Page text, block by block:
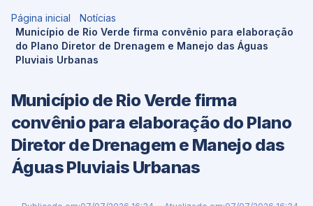
Página inicial
Notícias
Município de Rio Verde firma convênio para elaboração
do Plano Diretor de Drenagem e Manejo das Águas
Pluviais Urbanas
Município de Rio Verde firma
convênio para elaboração do Plano
Diretor de Drenagem e Manejo das
Águas Pluviais Urbanas